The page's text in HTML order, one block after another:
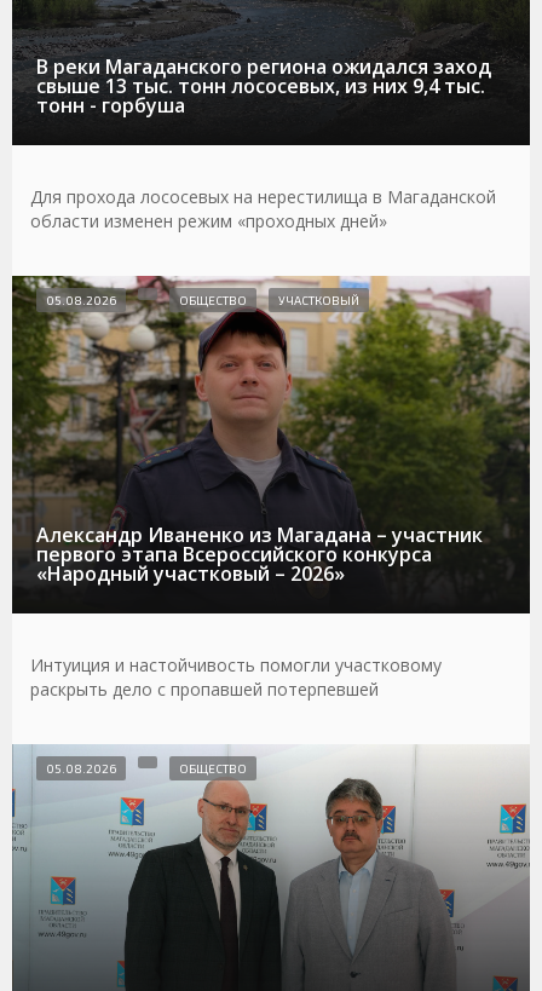
В реки Магаданского региона ожидался заход
свыше 13 тыс. тонн лососевых, из них 9,4 тыс.
тонн - горбуша
Для прохода лососевых на нерестилища в Магаданской
области изменен режим «проходных дней»
Александр Иваненко из Магадана – участник
первого этапа Всероссийского конкурса
«Народный участковый – 2026»
05.08.2026 ОБЩЕСТВО УЧАСТКОВЫЙ
Интуиция и настойчивость помогли участковому
раскрыть дело с пропавшей потерпевшей
05.08.2026 ОБЩЕСТВО